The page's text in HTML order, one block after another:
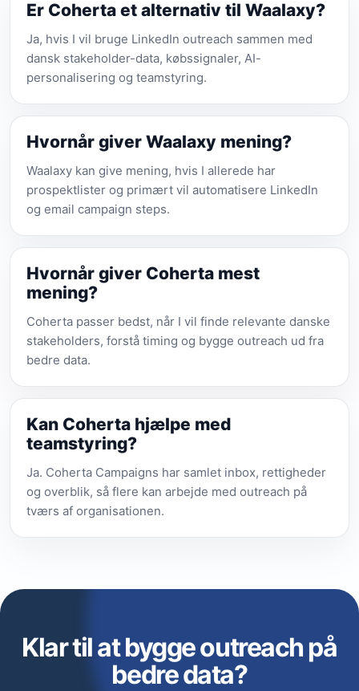
Er Coherta et alternativ til Waalaxy?
Ja, hvis I vil bruge LinkedIn outreach sammen med
dansk stakeholder-data, købssignaler, AI-
personalisering og teamstyring.
Hvornår giver Waalaxy mening?
Waalaxy kan give mening, hvis I allerede har
prospektlister og primært vil automatisere LinkedIn
og email campaign steps.
Hvornår giver Coherta mest
mening?
Coherta passer bedst, når I vil finde relevante danske
stakeholders, forstå timing og bygge outreach ud fra
bedre data.
Kan Coherta hjælpe med
teamstyring?
Ja. Coherta Campaigns har samlet inbox, rettigheder
og overblik, så flere kan arbejde med outreach på
tværs af organisationen.
Klar til at bygge outreach på
bedre data?